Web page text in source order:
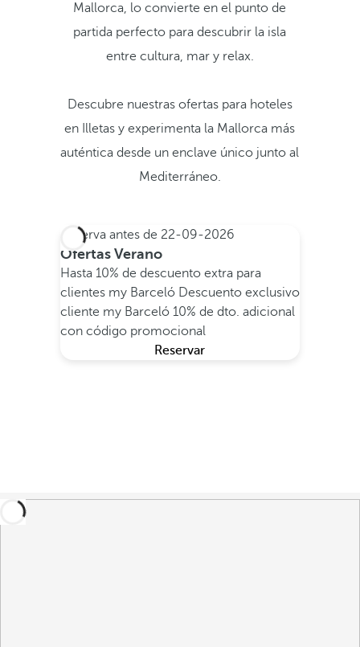
Mallorca, lo convierte en el punto de
partida perfecto para descubrir la isla
entre cultura, mar y relax.
Descubre nuestras ofertas para hoteles
en Illetas y experimenta la Mallorca más
auténtica desde un enclave único junto al
Mediterráneo.
Reserva antes de 22-09-2026
Ofertas Verano
Hasta 10% de descuento extra para
clientes my Barceló Descuento exclusivo
cliente my Barceló 10% de dto. adicional
con código promocional
Reservar